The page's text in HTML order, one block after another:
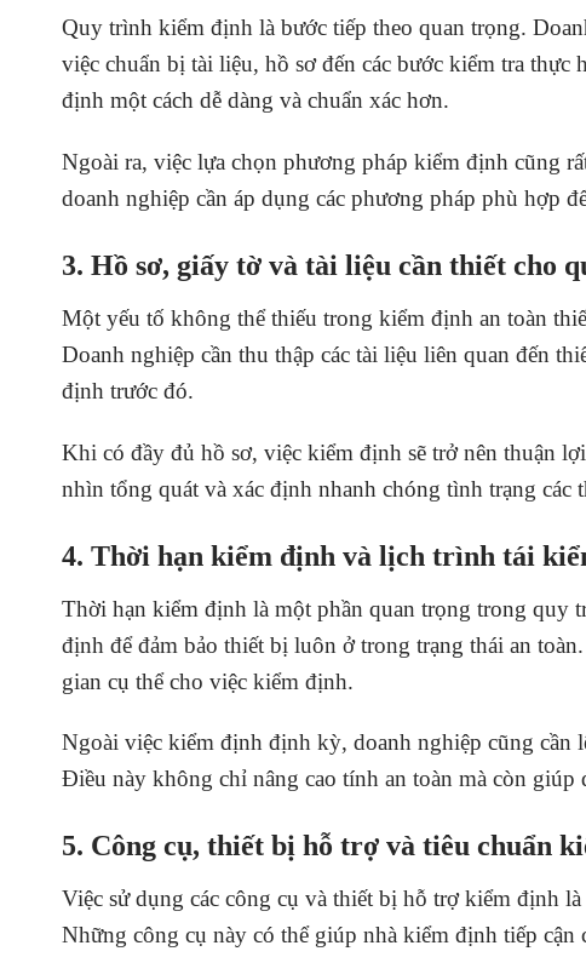
Quy trình kiểm định là bước tiếp theo quan trọng.
việc chuẩn bị tài liệu, hồ sơ đến các bước kiểm tra
định một cách dễ dàng và chuẩn xác hơn.
Ngoài ra, việc lựa chọn phương pháp kiểm định cũng
doanh nghiệp cần áp dụng các phương pháp phù hợp
3. Hồ sơ, giấy tờ và tài liệu cần thiết cho
Một yếu tố không thể thiếu trong kiểm định an toàn
Doanh nghiệp cần thu thập các tài liệu liên quan đến
định trước đó.
Khi có đầy đủ hồ sơ, việc kiểm định sẽ trở nên thuận
nhìn tổng quát và xác định nhanh chóng tình trạng
4. Thời hạn kiểm định và lịch trình tái
Thời hạn kiểm định là một phần quan trọng trong quy
định để đảm bảo thiết bị luôn ở trong trạng thái an
gian cụ thể cho việc kiểm định.
Ngoài việc kiểm định định kỳ, doanh nghiệp cũng
Điều này không chỉ nâng cao tính an toàn mà còn giúp
5. Công cụ, thiết bị hỗ trợ và tiêu chuẩn
Việc sử dụng các công cụ và thiết bị hỗ trợ kiểm định
Những công cụ này có thể giúp nhà kiểm định tiếp cận